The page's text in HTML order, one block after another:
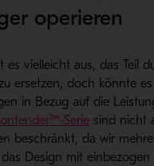
operieren
es vielleicht aus, das Teil
ersetzen, doch könnte
in Bezug auf die
Seriesind nicht
beschränkt, da wir
Design mit einbezogen